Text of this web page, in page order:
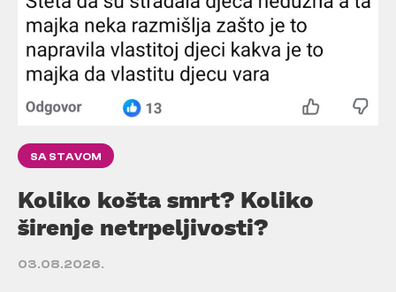
SA STAVOM
Koliko košta smrt? Koliko
širenje netrpeljivosti?
03.08.2026.